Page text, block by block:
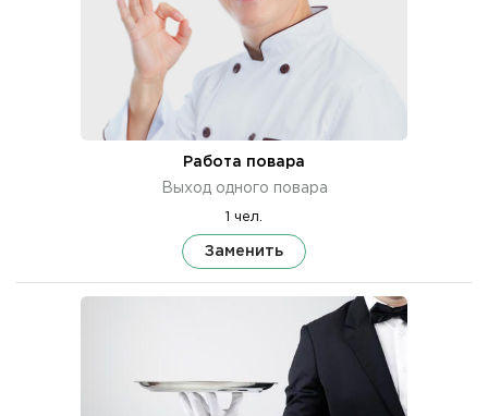
Работа повара
Выход одного повара
1 чел.
Заменить